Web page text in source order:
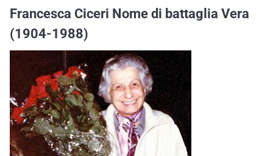
Francesca Ciceri Nome di battaglia Vera
(1904-1988)